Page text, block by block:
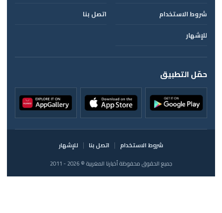
شروط الاستخدام
اتصل بنا
للإشهار
حمّل التطبيق
شروط الاستخدام اتصل بنا
للإشهار
جميع الحقوق محفوظة أخبارنا المغربية © 2026 - 2011